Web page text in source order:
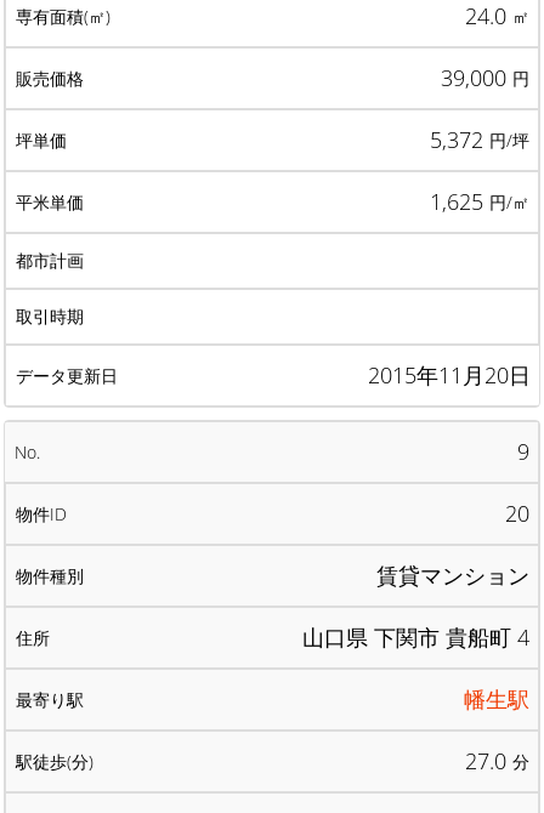
24.0 ㎡
39,000 円
5,372 円/坪
1,625 円/㎡
2015年11月20日
9
20
賃貸マンション
山口県 下関市 貴船町 4
幡生駅
27.0 分